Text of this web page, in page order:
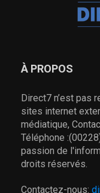
À PROPOS
Direct7 n’est pas
sites internet
médiatique,
Téléphone
passion de
droits réservés.
Contactez-nous: